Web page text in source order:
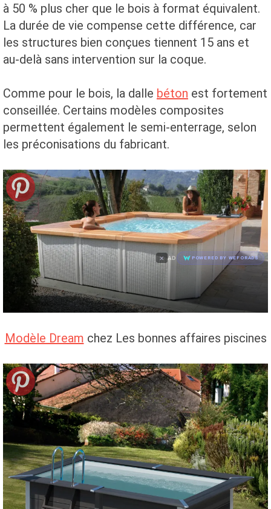
à 50 % plus cher que le bois à format équivalent.
La durée de vie compense cette différence, car
les structures bien conçues tiennent 15 ans et
au-delà sans intervention sur la coque.
Comme pour le bois, la dalle béton est fortement
conseillée. Certains modèles composites
permettent également le semi-enterrage, selon
les préconisations du fabricant.
× AD POWERED BY WEFORADS
Modèle Dream chez Les bonnes affaires piscines